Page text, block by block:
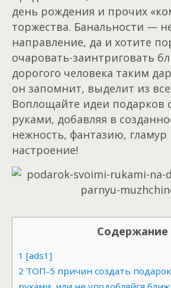
день рождения и прочих
торжества. Банальности —
направление, да и хотите
очаровать-заинтриговать
дорогого человека таким
он запомнит, выделит из
Воплощайте идеи подарков
руками, добавляя в
нежность, фантазию, гламур
настроение!
Содержание
1 [ads1]
2 ТОП-5 причин создать